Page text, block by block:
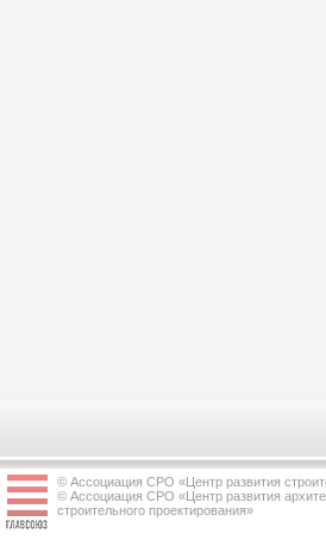
© Ассоциация СРО «Центр развития
© Ассоциация СРО «Центр развития
строительного проектирования»